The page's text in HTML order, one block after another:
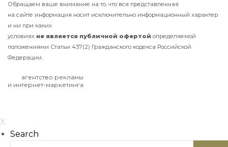
Обращаем ваше внимание на то, что вся представленная
на сайте информация носит исключительно информационный характер
и ни при каких
условиях не является публичной офертой определяемой
положениями Статьи 437(2) Гражданского кодекса Российской
Федерации.
агентство рекламы
и интернет-маркетинга
X
Search